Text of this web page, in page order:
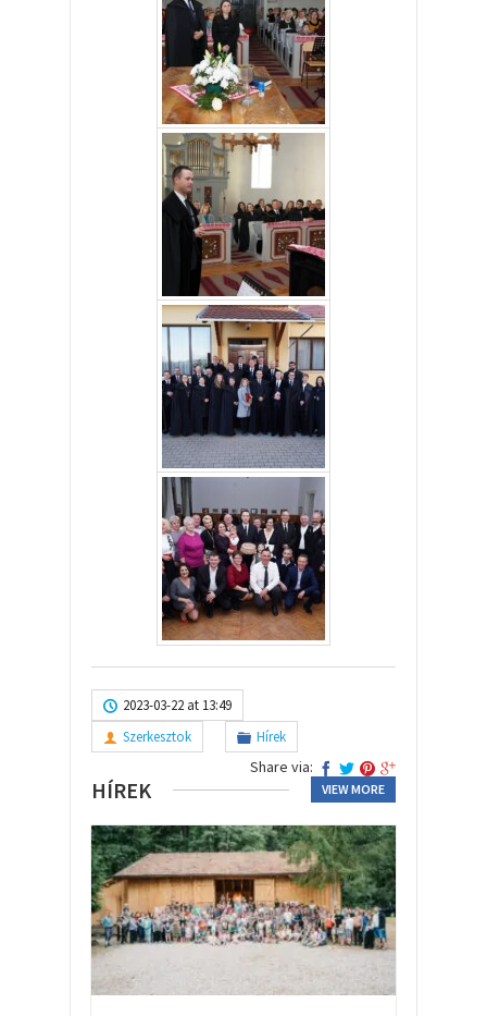
2023-03-22 at 13:49
Szerkesztok
Hírek
Share via:
HÍREK VIEW MORE